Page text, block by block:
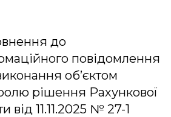
до
повідомлення
об’єктом
рішення Рахункової
від 11.11.2025 № 27-1